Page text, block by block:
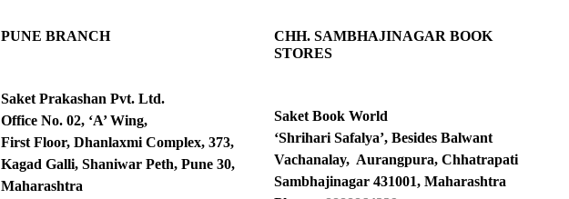
PUNE BRANCH
Saket Prakashan Pvt. Ltd.
Office No. 02, ‘A’ Wing,
First Floor, Dhanlaxmi Complex, 373,
Kagad Galli, Shaniwar Peth, Pune 30,
Maharashtra
CHH. SAMBHAJINAGAR BOOK
STORES
Saket Book World
‘Shrihari Safalya’, Besides Balwant
Vachanalay, Aurangpura, Chhatrapati
Sambhajinagar 431001, Maharashtra